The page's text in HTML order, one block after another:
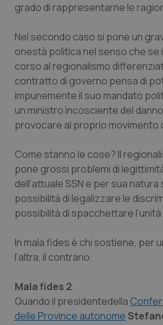
Valle D’Aosta
Veneto
Oncodermatologia
Oncoematologia
Oncologia & Nutrizione
Psoriasi & pelle
Quotidiano Cardiologia
Quotidiano Chirurgia
Quotidiano Oncologia
Rene & patologie
grado di rappresentarne le
Nel secondo caso si pone un
onestà politica nel senso che se
corso al regionalismo
contratto di governo pensa di
impunemente il suo mandato
un ministro incosciente del
provocare al proprio movimento
Come stanno le cose? Il
pone grossi problemi di
dell’attuale SSN e per sua natura
possibilità di legalizzare le
possibilità di spacchettare
In mala fides è chi sostiene, per
l’altra, il contrario.
Mala fides 2
Quando il presidentedella
delle Province autonome